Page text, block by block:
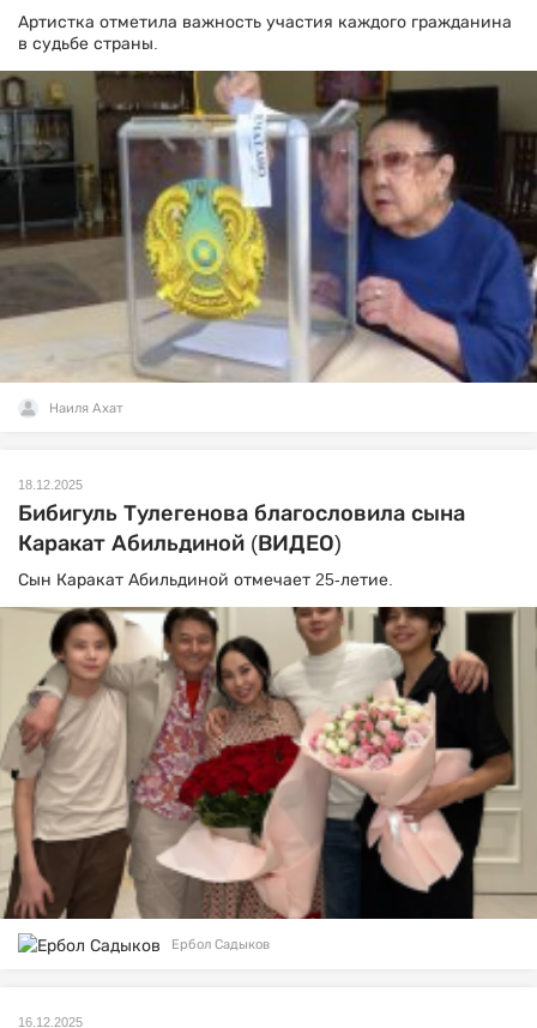
Артистка отметила важность участия каждого гражданина
в судьбе страны.
Наиля Ахат
18.12.2025
Бибигуль Тулегенова благословила сына
Каракат Абильдиной (ВИДЕО)
Сын Каракат Абильдиной отмечает 25-летие.
Ербол Садыков
16.12.2025